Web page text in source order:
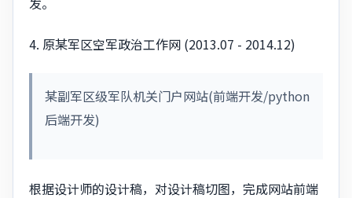
4. 原某军区空军政治工作网 (2013.07 - 2014.12)
某副军区级军队机关门户网站(前端开发/python
后端开发)
根据设计师的设计稿，对设计稿切图，完成网站前端